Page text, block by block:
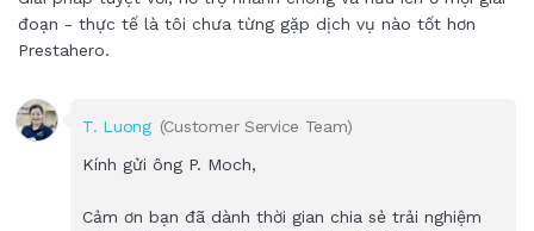
đoạn - thực tế là tôi chưa từng gặp dịch vụ nào tốt hơn
Prestahero.
T. Luong (Customer Service Team)
Kính gửi ông P. Moch,
Cảm ơn bạn đã dành thời gian chia sẻ trải nghiệm